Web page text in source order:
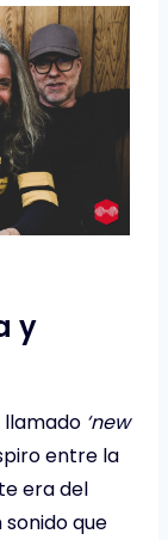
y
llamado ‘new
entre la
era del
que